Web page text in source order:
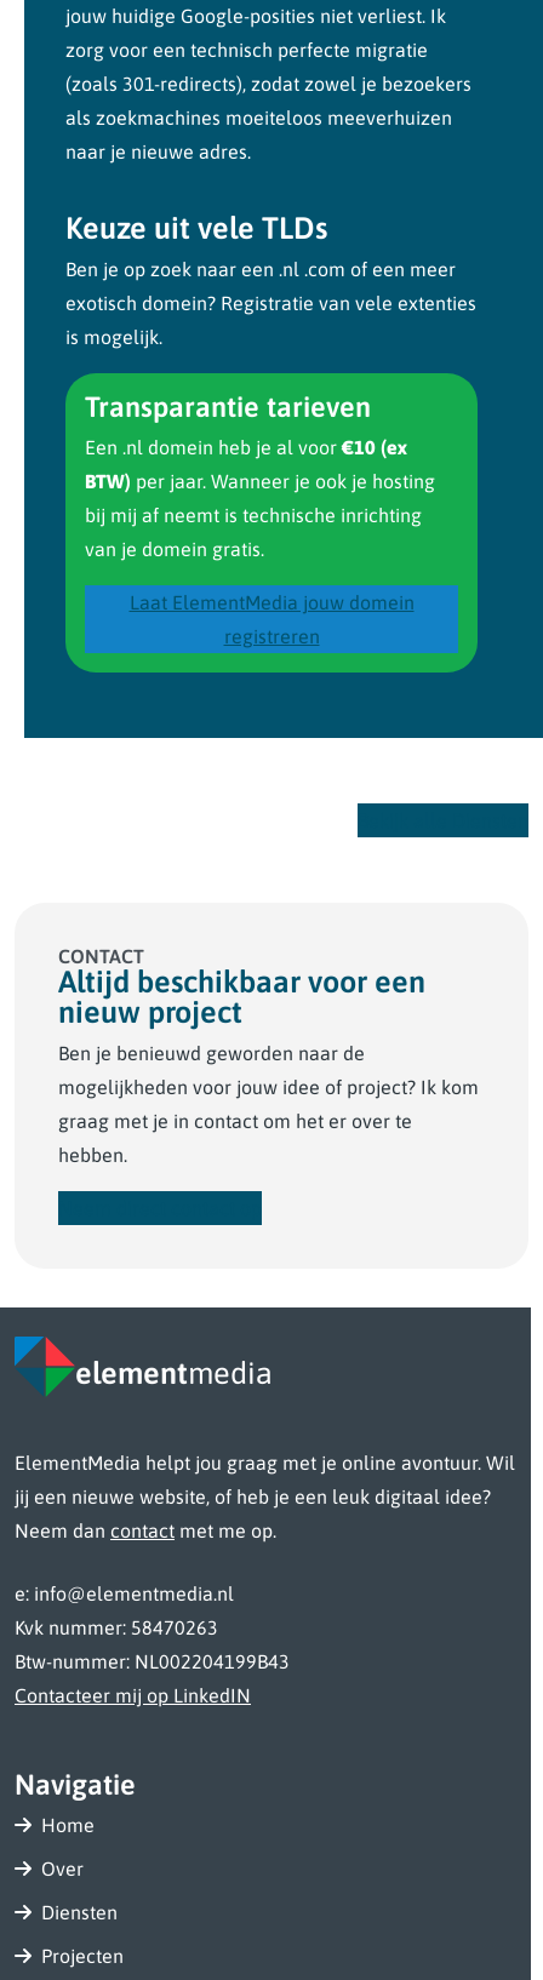
jouw huidige Google-posities niet verliest. Ik
zorg voor een technisch perfecte migratie
(zoals 301-redirects), zodat zowel je bezoekers
als zoekmachines moeiteloos meeverhuizen
naar je nieuwe adres.
Keuze uit vele TLDs
Ben je op zoek naar een .nl .com of een meer
exotisch domein? Registratie van vele extenties
is mogelijk.
Transparantie tarieven
Een .nl domein heb je al voor€10 (ex
BTW) per jaar. Wanneer je ook je hosting
bij mij af neemt is technische inrichting
van je domein gratis.
Laat ElementMedia jouw domein
registreren
CONTACT
Altijd beschikbaar voor een
nieuw project
Ben je benieuwd geworden naar de
mogelijkheden voor jouw idee of project? Ik kom
graag met je in contact om het er over te
hebben.
elementmedia
ElementMedia helpt jou graag met je online avontuur. Wil
jij een nieuwe website, of heb je een leuk digitaal idee?
Neem dan contact met me op.
e: info@elementmedia.nl
Kvk nummer: 58470263
Btw-nummer: NL002204199B43
Contacteer mij op LinkedIN
Navigatie
Home
Over
Diensten
Projecten